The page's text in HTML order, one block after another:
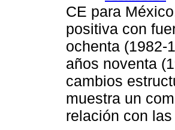
CE para
positiva con
ochenta (1982-
años noventa
cambios
muestra un
relación con